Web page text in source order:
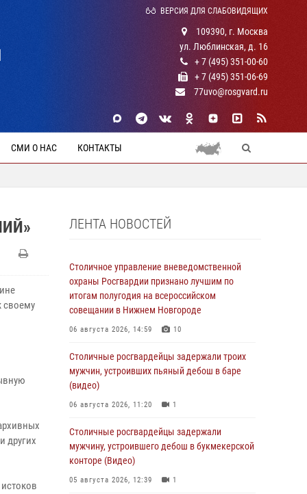
ВЕРСИЯ ДЛЯ СЛАБОВИДЯЩИХ
109390, г. Москва
ул. Люблинская, д. 16
+ 7 (495) 351-00-60
+ 7 (495) 351-06-69
77uvo@rosgvard.ru
СМИ О НАС КОНТАКТЫ
своему
других
ЛЕНТА НОВОСТЕЙ
Столичное управление вневедомственной
охраны Росгвардии признано лучшим по
итогам полугодия на всероссийском
совещании в Нижнем Новгороде
06 августа 2026, 14:59 10
Столичные росгвардейцы задержали троих
мужчин, устроивших пьяный дебош в баре
(видео)
06 августа 2026, 11:20 1
Столичные росгвардейцы задержали
мужчину, устроившего дебош в букмекерской
конторе (Видео)
05 августа 2026, 12:39 1